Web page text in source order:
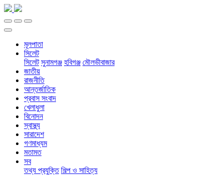
মূলপাতা
সিলেট
সিলেট সুনামগঞ্জ হবিগঞ্জ মৌলভীবাজার
জাতীয়
রাজনীতি
আন্তর্জাতিক
প্রবাস সংবাদ
খেলাধুলা
বিনোদন
স্বাস্থ্য
সারাদেশ
গণমাধ্যম
মতামত
সব
তথ্য প্রযুক্তি শিল্প ও সাহিত্য